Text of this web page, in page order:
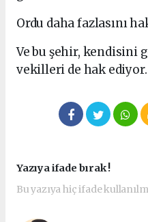
Ordu daha fazlasını
Ve bu şehir, kendisini
vekilleri de hak ediyor.
Yazıya ifade bırak !
Bu yazıya hiç ifade